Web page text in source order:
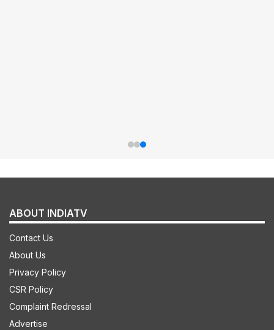
ABOUT INDIATV
Contact Us
About Us
Privacy Policy
CSR Policy
Complaint Redressal
Advertise